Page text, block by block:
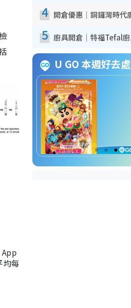
均每
4
5
U GO 本週好去處